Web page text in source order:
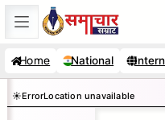
Skip
to
content
Home National
☀️ErrorLocation unavailable